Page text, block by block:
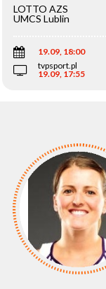
LOTTO AZS
UMCS Lublin
19.09, 18:00
tvpsport.pl
19.09, 17:55